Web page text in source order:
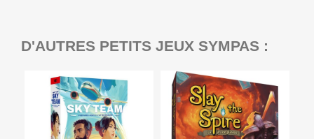
D'AUTRES PETITS JEUX SYMPAS :